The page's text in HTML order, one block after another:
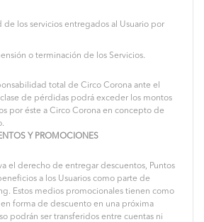
de los servicios entregados al Usuario por
o terminación de los Servicios.
total de Circo Corona ante el
de pérdidas podrá exceder los montos
por éste a Circo Corona en concepto de
Y PROMOCIONES
el derecho de entregar descuentos, Puntos
a los Usuarios como parte de
Estos medios promocionales tienen como
forma de descuento en una próxima
podrán ser transferidos entre cuentas ni